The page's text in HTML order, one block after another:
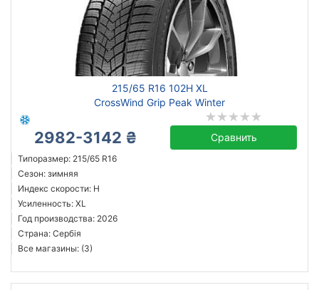
215/65 R16 102H XL
CrossWind Grip Peak Winter
2982-3142 ₴ Сравнить
Типоразмер: 215/65 R16
Сезон: зимняя
Индекс скорости: H
Усиленность: XL
Год производства: 2026
Страна: Сербія
Все магазины: (3)